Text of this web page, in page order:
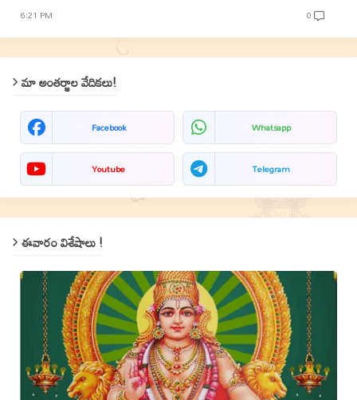
6:21 PM 0
మా అంతర్జాల వేదికలు!
Facebook Whatsapp
Youtube Telegram
ఈవారం విశేషాలు !